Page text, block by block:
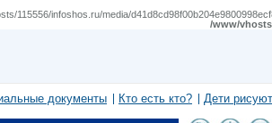
115556/infoshos.ru/media/
/www/
документы Кто есть кто? Дети